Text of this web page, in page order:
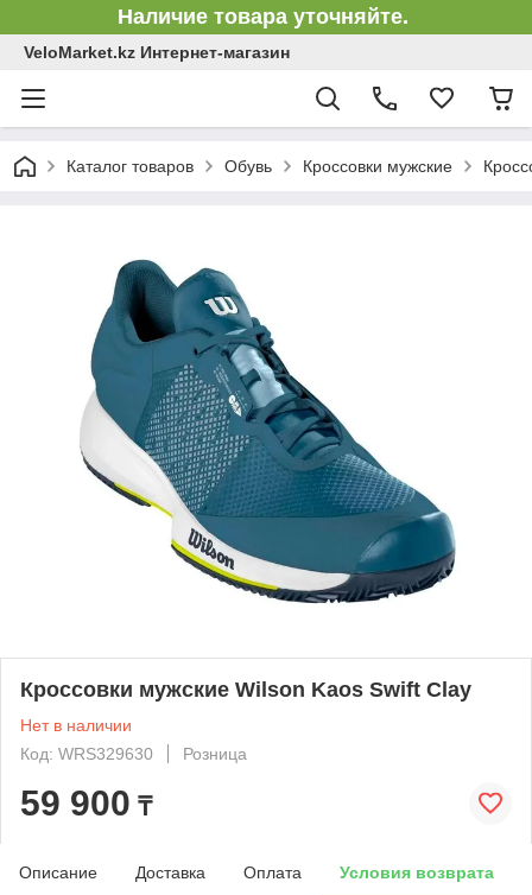
Наличие товара уточняйте.
VeloMarket.kz Интернет-магазин
Каталог товаров Обувь Кроссовки мужские
Кроссовки мужские Wilson Kaos Swift Clay
Нет в наличии
Код: WRS329630
Розница
59 900 ₸
Описание Доставка Оплата Условия возврата